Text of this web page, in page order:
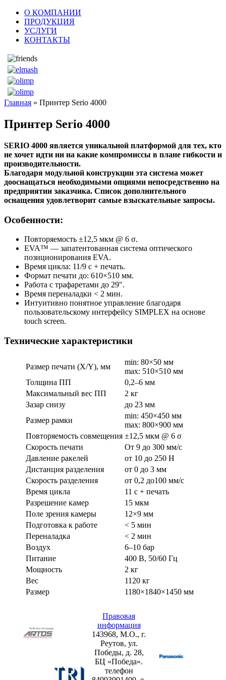
О КОМПАНИИ
ПРОДУКЦИЯ
УСЛУГИ
КОНТАКТЫ
Главная » Принтер Serio 4000
Принтер Serio 4000
SERIO 4000 является уникальной платформой для тех, кто
не хочет идти ни на какие компромиссы в плане гибкости и
производительности.
Благодаря модульной конструкции эта система может
дооснащаться необходимыми опциями непосредственно на
предприятии заказчика. Список дополнительного
оснащения удовлетворит самые взыскательные запросы.
Особенности:
Повторяемость ±12,5 мкм @ 6 σ.
EVA™ — запатентованная система оптического
позиционирования EVA.
Время цикла: 11/9 с + печать.
Формат печати до: 610×510 мм.
Работа с трафаретами до 29″.
Время переналадки < 2 мин.
Интуитивно понятное управление благодаря
пользовательскому интерфейсу SIMPLEX на основе
touch screen.
Технические характеристики
Размер печати (X/Y), мм
min: 80×50 мм
max: 510×510 мм
Толщина ПП
0,2–6 мм
Максимальный вес ПП
2 кг
Зазар снизу
до 23 мм
Размер рамки
min: 450×450 мм
max: 800×900 мм
Повторяемость совмещения ±12,5 мкм @ 6 σ
Скорость печати
От 9 до 300 мм/с
Давление ракелей
от 10 до 250 Н
Дистанция разделения
от 0 до 3 мм
Скорость разделения
от 0,2 до100 мм/с
Время цикла
11 с + печать
Разрешение камер
15 мкм
Поле зрения камеры
12×9 мм
Подготовка к работе
< 5 мин
Переналадка
< 2 мин
Воздух
6–10 бар
Питание
400 В, 50/60 Гц
Мощность
2 кг
Вес
1120 кг
Размер
1180×1840×1450 мм
Правовая
информация
143968, М.О., г.
Реутов, ул.
Победы, д. 28,
БЦ «Победа».
телефон